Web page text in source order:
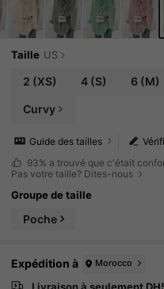
Taille US
2 (XS) 4(S) 6 (M)
Curvy
Guide des tailles
93% a trouvé que c'était
Pas votre taille? Dites-nous
Groupe de taille
Poche
Expédition à Morocco
Livraison à seulement